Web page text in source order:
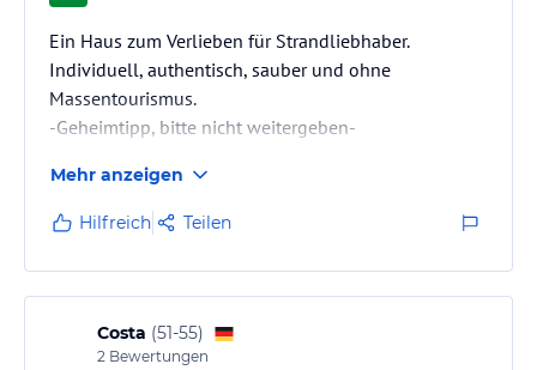
Ein Haus zum Verlieben für Strandliebhaber.
Individuell, authentisch, sauber und ohne
Massentourismus.
-Geheimtipp, bitte nicht weitergeben-
Mehr anzeigen
Hilfreich Teilen
Costa (51-55)
2 Bewertungen